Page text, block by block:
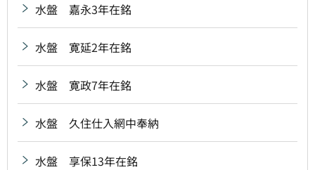
水盤 嘉永3年在銘
水盤 寛延2年在銘
水盤 寛政7年在銘
水盤 久住仕入網中奉納
水盤 享保13年在銘